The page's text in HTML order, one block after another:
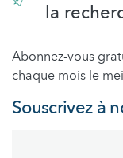
la
Abonnez-vous
chaque mois le
Souscrivez à